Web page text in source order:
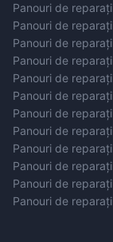
Panouri de
Panouri de
Panouri de
Panouri de
Panouri de
Panouri de
Panouri de
Panouri de
Panouri de
Panouri de
Panouri de
Panouri de